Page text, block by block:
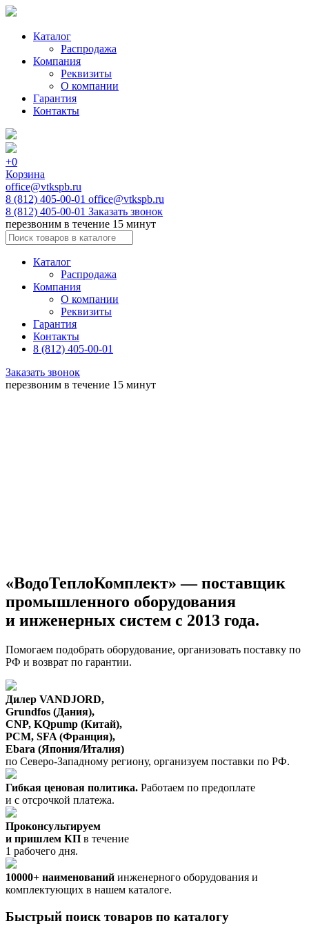
Каталог
Распродажа
Компания
Реквизиты
О компании
Гарантия
Контакты
+0
Корзина
office@vtkspb.ru
8 (812) 405-00-01 office@vtkspb.ru
8 (812) 405-00-01 Заказать звонок
перезвоним в течение 15 минут
Каталог
Распродажа
Компания
О компании
Реквизиты
Гарантия
Контакты
8 (812) 405-00-01
Заказать звонок
перезвоним в течение 15 минут
«ВодоТеплоКомплект» — поставщик
промышленного оборудования
и инженерных систем с 2013 года.
Помогаем подобрать оборудование, организовать поставку по
РФ и возврат по гарантии.
Дилер VANDJORD,
Grundfos (Дания),
CNP, KQpump (Китай),
PCM, SFA (Франция),
Ebara (Япония/Италия)
по Северо-Западному региону, организуем поставки по РФ.
Гибкая ценовая политика. Работаем по предоплате
и с отсрочкой платежа.
Проконсультируем
и пришлем КП в течение
1 рабочего дня.
10000+ наименований инженерного оборудования и
комплектующих в нашем каталоге.
Быстрый поиск товаров по каталогу